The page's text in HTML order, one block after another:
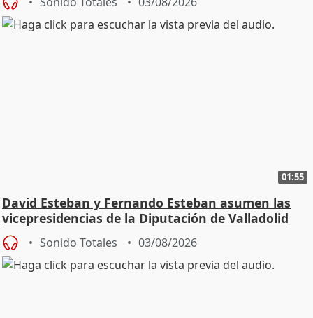
01:55
David Esteban y Fernando Esteban asumen las
vicepresidencias de la Diputación de Valladolid
Sonido Totales 03/08/2026